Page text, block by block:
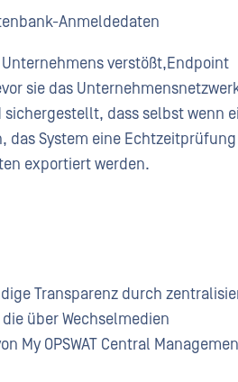
Anmeldedaten
verstößt,Endpoint
sie das
dass selbst wenn
das System eine Echtzeitprüfung
exportiert werden.
Transparenz durch
über Wechselmedien
My OPSWAT Central